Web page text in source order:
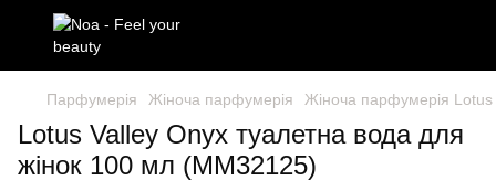
Парфумерія Жіноча парфумерія Жіноча парфумерія Lotus
Lotus Valley Onyx туалетна вода для
жінок 100 мл (MM32125)